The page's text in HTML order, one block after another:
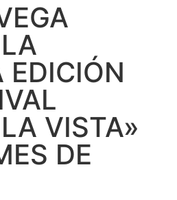
EDICIÓN
VISTA»
DE